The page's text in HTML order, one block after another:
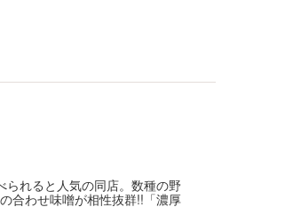
られると人気の同店。数種の野
合わせ味噌が相性抜群!!「濃厚